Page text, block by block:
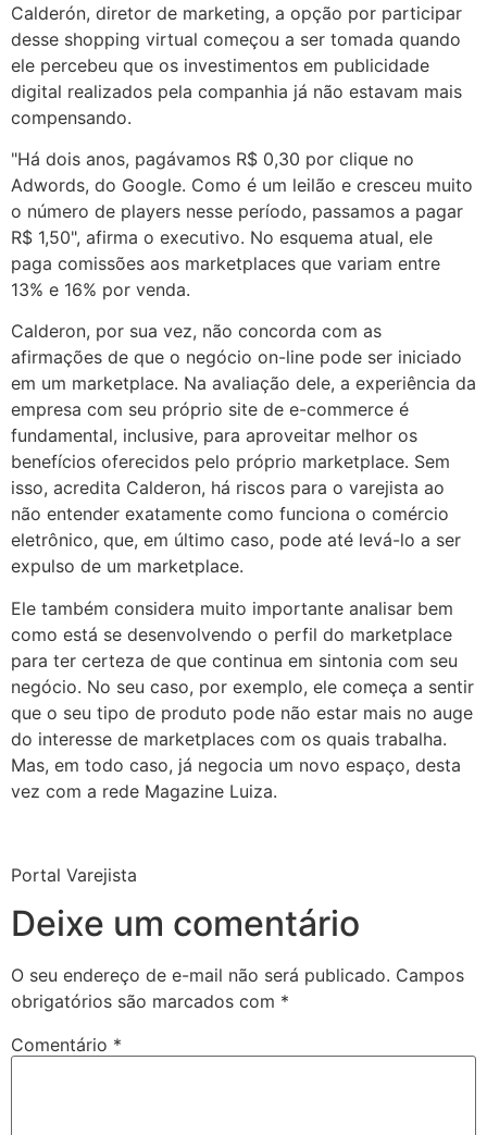
Calderón, diretor de marketing, a opção por participar
desse shopping virtual começou a ser tomada quando
ele percebeu que os investimentos em publicidade
digital realizados pela companhia já não estavam mais
compensando.
"Há dois anos, pagávamos R$ 0,30 por clique no
Adwords, do Google. Como é um leilão e cresceu muito
o número de players nesse período, passamos a pagar
R$ 1,50", afirma o executivo. No esquema atual, ele
paga comissões aos marketplaces que variam entre
13% e 16% por venda.
Calderon, por sua vez, não concorda com as
afirmações de que o negócio on-line pode ser iniciado
em um marketplace. Na avaliação dele, a experiência da
empresa com seu próprio site de e-commerce é
fundamental, inclusive, para aproveitar melhor os
benefícios oferecidos pelo próprio marketplace. Sem
isso, acredita Calderon, há riscos para o varejista ao
não entender exatamente como funciona o comércio
eletrônico, que, em último caso, pode até levá-lo a ser
expulso de um marketplace.
Ele também considera muito importante analisar bem
como está se desenvolvendo o perfil do marketplace
para ter certeza de que continua em sintonia com seu
negócio. No seu caso, por exemplo, ele começa a sentir
que o seu tipo de produto pode não estar mais no auge
do interesse de marketplaces com os quais trabalha.
Mas, em todo caso, já negocia um novo espaço, desta
vez com a rede Magazine Luiza.
Portal Varejista
Deixe um comentário
O seu endereço de e-mail não será publicado. Campos
obrigatórios são marcados com *
Comentário *